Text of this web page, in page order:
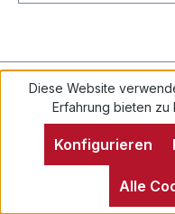
Kontakt
Diese Website
Erfahrung bieten zu
Konfigurieren
Alle